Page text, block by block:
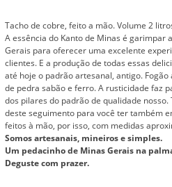
Tacho de cobre, feito a mão. Volume 2
A essência do Kanto de Minas é garimpar
Gerais para oferecer uma excelente
clientes. E a produção de todas essas
até hoje o padrão artesanal, antigo.
de pedra sabão e ferro. A rusticidade faz
dos pilares do padrão de qualidade
deste seguimento para você ter também
feitos à mão, por isso, com medidas
Somos artesanais, mineiros e simples.
Um pedacinho de Minas Gerais na
Deguste com prazer.